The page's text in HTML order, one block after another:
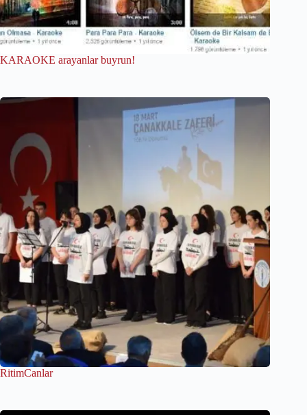
KARAOKE arayanlar buyrun!
RitimCanlar